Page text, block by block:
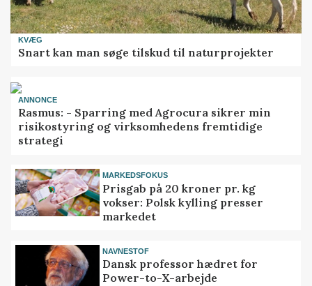
KVÆG
Snart kan man søge tilskud til naturprojekter
ANNONCE
Rasmus: - Sparring med Agrocura sikrer min
risikostyring og virksomhedens fremtidige
strategi
MARKEDSFOKUS
Prisgab på 20 kroner pr. kg
vokser: Polsk kylling presser
markedet
NAVNESTOF
Dansk professor hædret for
Power-to-X-arbejde